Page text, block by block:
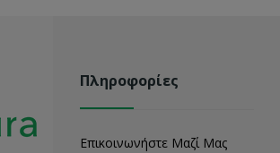
Πληροφορίες
Επικοινωνήστε Μαζί Μας